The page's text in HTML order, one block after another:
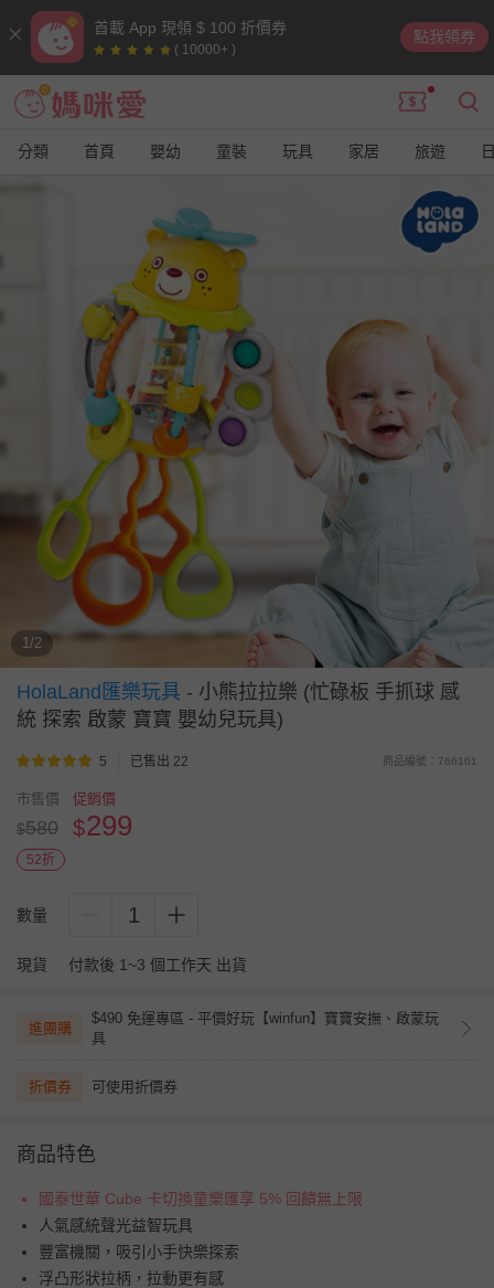
首載 App 現領 $ 100 折價券
( 10000+ )
點我領券
分類 首頁 嬰幼 童裝 玩具 家居 旅遊
1/2
HolaLand匯樂玩具 - 小熊拉拉樂 (忙碌板 手抓球 感
統 探索 啟蒙 寶寶 嬰幼兒玩具)
5 已售出 22 商品編號：766161
市售價
$580
促銷價
$299
52折
數量 1
現貨 付款後 1~3 個工作天 出貨
進團購
$490 免運專區 - 平價好玩【winfun】寶寶安撫、啟蒙玩
具
折價券 可使用折價券
商品特色
國泰世華 Cube 卡切換童樂匯享 5% 回饋無上限
人氣感統聲光益智玩具
豐富機關，吸引小手快樂探索
浮凸形狀拉柄，拉動更有感